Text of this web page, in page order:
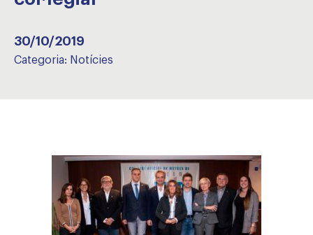
30/10/2019
Categoria: Notícies